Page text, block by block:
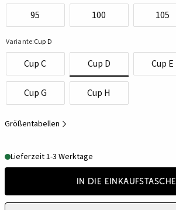
95 100 105
Variante:Cup D
Cup C Cup D Cup E
Cup G Cup H
Größentabellen
Lieferzeit 1-3 Werktage
In die Einkaufstasche